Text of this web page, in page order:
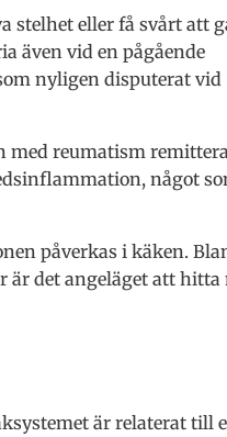
stelhet eller få svårt att
även vid en pågående
nyligen disputerat vid
med reumatism
något
påverkas i käken.
är det angeläget att hitta
är relaterat till